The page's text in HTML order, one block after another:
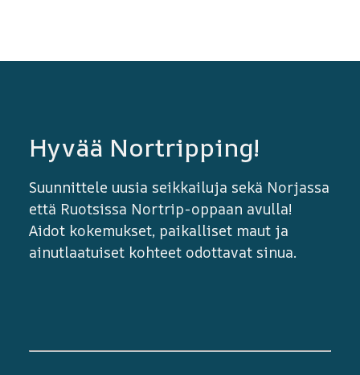
Hyvää Nortripping!
Suunnittele uusia seikkailuja sekä Norjassa
että Ruotsissa Nortrip-oppaan avulla!
Aidot kokemukset, paikalliset maut ja
ainutlaatuiset kohteet odottavat sinua.